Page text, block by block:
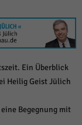
Ein Überblick
Heilig Geist Jülich
Begegnung mit
verwendet,
sie Besucher